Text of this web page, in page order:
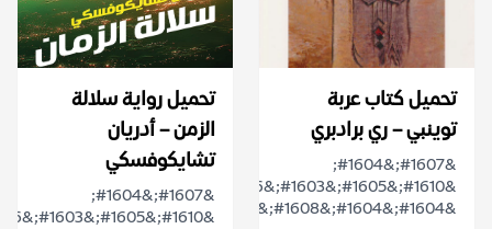
تحميل كتاب عربة
توينبي – ري برادبري
&#1607;&#1604;
&#1604;&#1604;&#1608;&#1607;&#1605;...
تحميل رواية سلالة
الزمن – أدريان
تشايكوفسكي
&#1607;&#1604;